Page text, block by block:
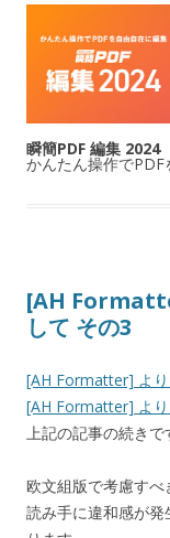
瞬簡PDF 編集 2024
かんたん操作で
[AH
して その3
[AH Formatter] よ
[AH Formatter] よ
上記の記事の続きで
欧文組版で考慮すべ
読み手に違和感が